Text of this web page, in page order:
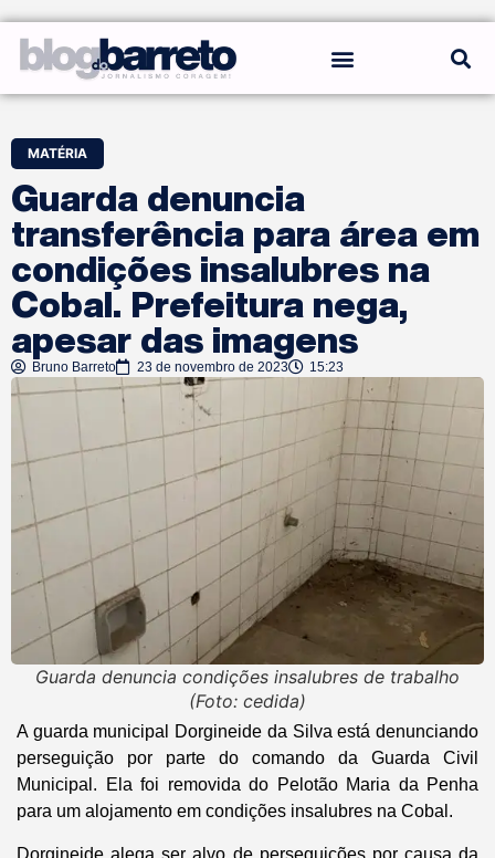
MATÉRIA
Guarda denuncia
transferência para área em
condições insalubres na
Cobal. Prefeitura nega,
apesar das imagens
Bruno Barreto 23 de novembro de 2023 15:23
Guarda denuncia condições insalubres de trabalho
(Foto: cedida)
A guarda municipal Dorgineide da Silva está denunciando
perseguição por parte do comando da Guarda Civil
Municipal. Ela foi removida do Pelotão Maria da Penha
para um alojamento em condições insalubres na Cobal.
Dorgineide alega ser alvo de perseguições por causa da